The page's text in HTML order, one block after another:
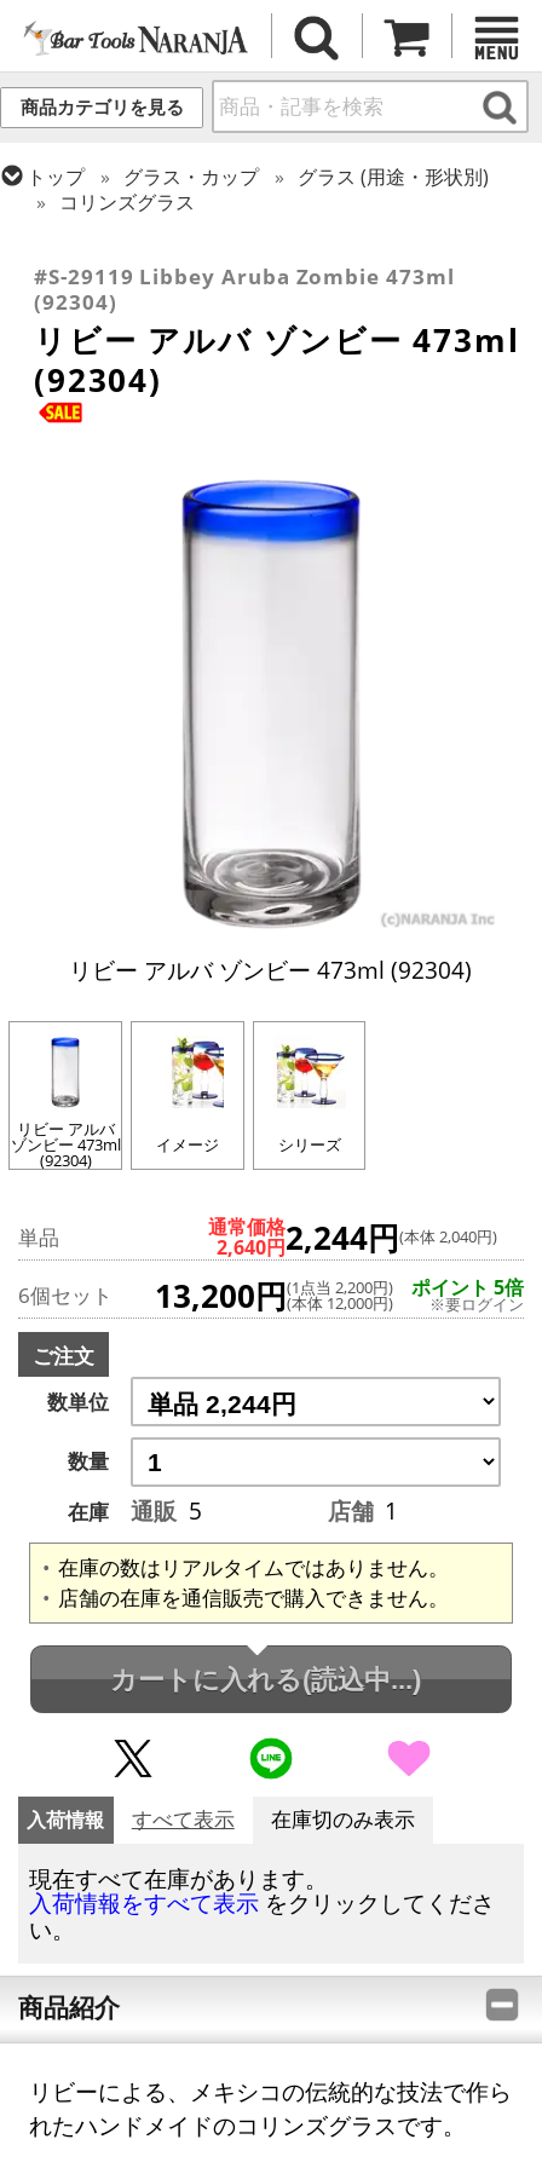
商品カテゴリを見る
トップ グラス・カップ
グラス (用途・形状別)
コリンズグラス
リビー
#S-29119 Libbey Aruba Zombie 473ml
(92304)
リビー アルバ ゾンビー 473ml
(92304)
リビー アルバ ゾンビー 473ml (92304)
リビー アルバ
ゾンビー 473ml
(92304)
イメージ シリーズ
単品 通常価格
2,640円2,244円(本体 2,040円)
6個セット 13,200円(1点当 2,200円)
(本体 12,000円)
ポイント 5倍
※要ログイン
ご注文
数単位
数量
在庫
通販 5 店舗 1
在庫の数はリアルタイムではありません。
店舗の在庫を通信販売で購入できません。
カートに入れる(読込中...)
入荷情報 すべて表示 在庫切のみ表示
現在すべて在庫があります。
入荷情報をすべて表示 をクリックしてくださ
い。
商品紹介
リビーによる、メキシコの伝統的な技法で作ら
れたハンドメイドのコリンズグラスです。